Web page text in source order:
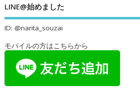
LINE@始めました
ID: @narita_souzai
モバイルの方はこちらから